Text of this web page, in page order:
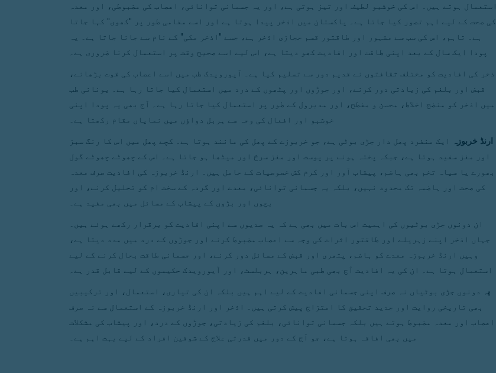
استعمال ہوتے ہیں۔ اس کی خوشبو لطیف اور تیز ہوتی ہے، اور یہ جسمانی توانائی، اعصاب کی مضبوطی، اور معدہ
کی صحت کے لیے اہم تصور کیا جاتا ہے۔ پاکستان میں اذخر پیدا ہوتا ہے اور اسے مقامی طور پر "کھوی" کہا جاتا
ہے۔ تاہم، اس کی سب سے مشہور اور طاقتور قسم حجازی اذخر ہے، جسے "اذخر مکی" کے نام سے جانا جاتا ہے۔ یہ
پودا ایک سال کے بعد اپنی طاقت اور افادیت کھو دیتا ہے، اس لیے اسے صحیح وقت پر استعمال کرنا ضروری ہے۔
اذخر کی افادیت کو مختلف ثقافتوں نے قدیم دور سے تسلیم کیا ہے۔ آیورویدک طب میں اسے اعصاب کی قوت بڑھانے،
قبض اور بلغم کی زیادتی دور کرنے، اور جوڑوں اور پٹھوں کے درد میں استعمال کیا جاتا رہا ہے۔ یونانی طب
میں اذخر کو منضج اخلاط، محسن و مفطح، اور مدبرول کے طور پر استعمال کیا جاتا رہا ہے۔ آج بھی یہ پودا اپنی
خوشبو اور افعال کی وجہ سے ہربل دواؤں میں نمایاں مقام رکھتا ہے۔
ارنڈ خربوزہ
ایک منفرد پھل دار جڑی بوٹی ہے، جو خربوزے کے پھل کی مانند ہوتا ہے۔ کچے پھل میں اس کا رنگ سبز
اور مغز سفید ہوتا ہے، جبکہ پختہ ہونے پر پوست اور مغز سرخ اور میٹھا ہو جاتا ہے۔ اس کے چھوٹے چھوٹے گول
بھورے یا سیاہ تخم بھی ہاضم، پیشاب آور اور کرم کش خصوصیات کے حامل ہیں۔ ارنڈ خربوزہ کی افادیت صرف معدہ
کی صحت اور ہاضمہ تک محدود نہیں، بلکہ یہ جسمانی توانائی، معدے اور گردہ کے سخت ام کو تحلیل کرنے، اور
بچوں اور بڑوں کے پیشاب کے مسائل میں بھی مفید ہے۔
ان دونوں جڑی بوٹیوں کی اہمیت اس بات میں بھی ہے کہ یہ صدیوں سے اپنی افادیت کو برقرار رکھے ہوئے ہیں۔
جہاں اذخر اپنے زہریلے اور طاقتور اثرات کی وجہ سے اعصاب مضبوط کرنے اور جوڑوں کے درد میں مدد دیتا ہے،
وہیں ارنڈ خربوزہ معدے کو ہاضم، پتھری اور قبض کے مسائل دور کرنے، اور جسمانی طاقت بحال کرنے کے لیے
استعمال ہوتا ہے۔ ان کی یہ افادیت آج بھی طبی ماہرین، ہربلسٹ، اور آیورویدک حکیموں کے لیے قابل قدر ہے۔
یہ دونوں جڑی بوٹیاں نہ صرف اپنی جسمانی افادیت کے لیے اہم ہیں بلکہ ان کی تیاری، استعمال، اور ترکیبیں
بھی تاریخی روایت اور جدید تحقیق کا امتزاج پیش کرتی ہیں۔ اذخر اور ارنڈ خربوزہ کے استعمال سے نہ صرف
اعصاب اور معدہ مضبوط ہوتے ہیں بلکہ جسمانی توانائی، بلغم کی زیادتی، جوڑوں کے درد، اور پیشاب کی مشکلات
میں بھی افاقہ ہوتا ہے، جو آج کے دور میں قدرتی علاج کے شوقین افراد کے لیے بہت اہم ہے۔